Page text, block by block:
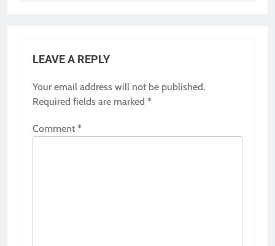
LEAVE A REPLY
Your email address will not be published.
Required fields are marked *
Comment *